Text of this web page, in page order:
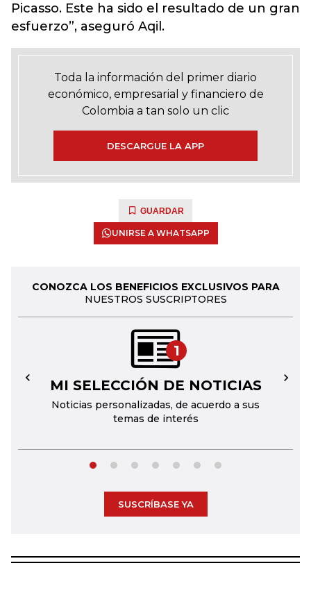
Picasso. Este ha sido el resultado de un gran
esfuerzo”, aseguró Aqil.
Toda la información del primer diario
económico, empresarial y financiero de
Colombia a tan solo un clic
DESCARGUE LA APP
GUARDAR
UNIRSE A WHATSAPP
CONOZCA LOS BENEFICIOS EXCLUSIVOS PARA
NUESTROS SUSCRIPTORES
1
MI SELECCIÓN DE NOTICIAS
Noticias personalizadas, de acuerdo a sus
temas de interés
← →
SUSCRÍBASE YA